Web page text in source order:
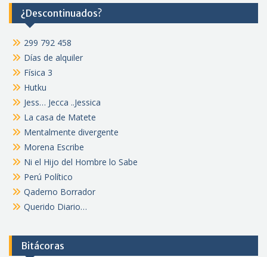
¿Descontinuados?
299 792 458
Días de alquiler
Física 3
Hutku
Jess… Jecca ..Jessica
La casa de Matete
Mentalmente divergente
Morena Escribe
Ni el Hijo del Hombre lo Sabe
Perú Político
Qaderno Borrador
Querido Diario…
Bitácoras